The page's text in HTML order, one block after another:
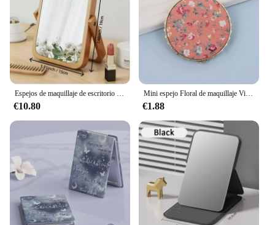
Espejos de maquillaje de escritorio con madera de bambú Natural, espejos rectangulares montados en la pared, portátiles y plegables, para sala de estar y dormitorio
€10.80
Mini espejo Floral de maquillaje Vintage plegable, espejo de mano de bolsillo compacto de 4 formas, cubierta de tela portátil, espejo cosmético de bolsillo
€1.88